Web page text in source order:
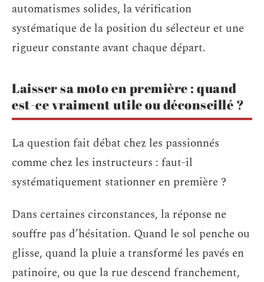
automatismes solides, la vérification
systématique de la position du sélecteur et une
rigueur constante avant chaque départ.
Laisser sa moto en première : quand
est-ce vraiment utile ou déconseillé ?
La question fait débat chez les passionnés
comme chez les instructeurs : faut-il
systématiquement stationner en première ?
Dans certaines circonstances, la réponse ne
souffre pas d’hésitation. Quand le sol penche ou
glisse, quand la pluie a transformé les pavés en
patinoire, ou que la rue descend franchement,